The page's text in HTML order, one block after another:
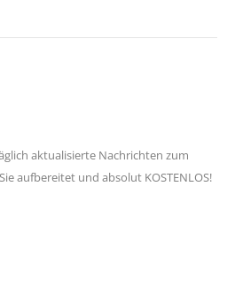
aktualisierte Nachrichten zum
aufbereitet und absolut KOSTENLOS!